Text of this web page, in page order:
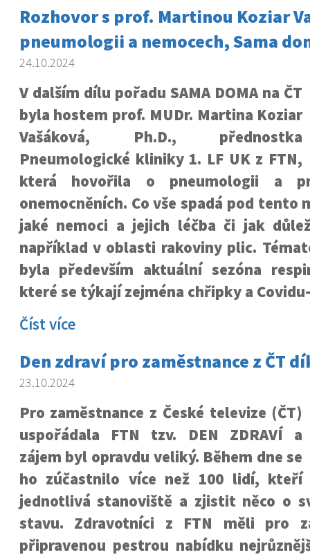
Rozhovor s prof. Martinou Koziar
pneumologii a nemocech, Sama
24.10.2024
V dalším dílu pořadu SAMA DOMA na ČT
byla hostem prof. MUDr. Martina Koziar
Vašáková, Ph.D., přednostka
Pneumologické kliniky 1. LF UK z FTN,
která hovořila o pneumologii a
onemocněních. Co vše spadá pod tento
jaké nemoci a jejich léčba či jak
například v oblasti rakoviny plic.
byla především aktuální sezóna
které se týkají zejména chřipky a
Číst více
Den zdraví pro zaměstnance z ČT
23.10.2024
Pro zaměstnance z České televize (ČT)
uspořádala FTN tzv. DEN ZDRAVÍ a
zájem byl opravdu veliký. Během dne se
ho zúčastnilo více než 100 lidí,
jednotlivá stanoviště a zjistit něco o
stavu. Zdravotníci z FTN měli pro
připravenou pestrou nabídku